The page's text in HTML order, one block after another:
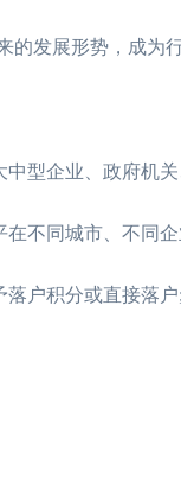
的发展形势，成为
型企业、政府机关
同城市、不同企
积分或直接落户